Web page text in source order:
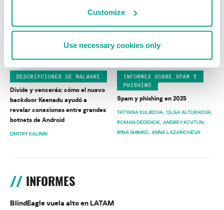
Customize
Use necessary cookies only
DESCRIPCIONES DE MALWARE
Divide y vencerás: cómo el nuevo
backdoor Keenadu ayudó a
revelar conexiones entre grandes
botnets de Android
DMITRY KALININ
INFORMES SOBRE SPAM Y
PHISHING
Spam y phishing en 2025
TATYANA KULIKOVA OLGA ALTUKHOVA
ROMAN DEDENOK ANDREY KOVTUN
IRINA SHIMKO ANNA LAZARICHEVA
INFORMES
BlindEagle vuela alto en LATAM